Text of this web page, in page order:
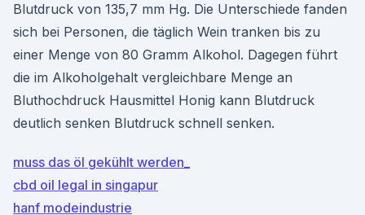
Blutdruck von 135,7 mm Hg. Die Unterschiede fanden
sich bei Personen, die täglich Wein tranken bis zu
einer Menge von 80 Gramm Alkohol. Dagegen führt
die im Alkoholgehalt vergleichbare Menge an
Bluthochdruck Hausmittel Honig kann Blutdruck
deutlich senken Blutdruck schnell senken.
muss das öl gekühlt werden_
cbd oil legal in singapur
hanf modeindustrie